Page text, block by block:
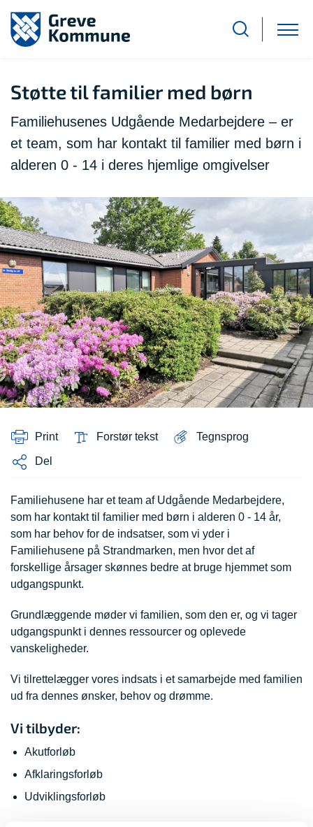
Støtte til familier med børn
Familiehusenes Udgående Medarbejdere – er
et team, som har kontakt til familier med børn i
alderen 0 - 14 i deres hjemlige omgivelser
Print Forstør tekst Tegnsprog
Del
Familiehusene har et team af Udgående Medarbejdere,
som har kontakt til familier med børn i alderen 0 - 14 år,
som har behov for de indsatser, som vi yder i
Familiehusene på Strandmarken, men hvor det af
forskellige årsager skønnes bedre at bruge hjemmet som
udgangspunkt.
Grundlæggende møder vi familien, som den er, og vi tager
udgangspunkt i dennes ressourcer og oplevede
vanskeligheder.
Vi tilrettelægger vores indsats i et samarbejde med familien
ud fra dennes ønsker, behov og drømme.
Vi tilbyder:
Akutforløb
Afklaringsforløb
Udviklingsforløb